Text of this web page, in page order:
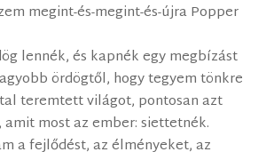
megint-és-megint-és-újra Popper
lennék, és kapnék egy megbízást
ördögtől, hogy tegyem tönkre
teremtett világot, pontosan azt
amit most az ember: siettetnék.
a fejlődést, az élményeket, az